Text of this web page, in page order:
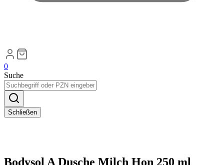
0
Suche
Schließen
Bodysol A Dusche Milch Hon 250 ml